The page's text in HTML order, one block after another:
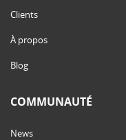
Clients
À propos
Blog
COMMUNAUTÉ
News